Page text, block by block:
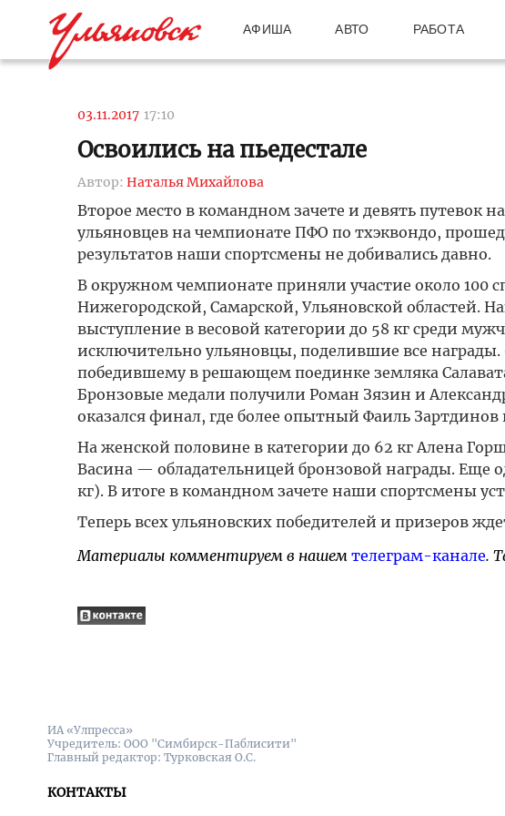
АФИША АВТО РАБОТА
03.11.2017 17:10
Освоились на пьедестале
Автор: Наталья Михайлова
Второе место в командном зачете и девять путевок
ульяновцев на чемпионате ПФО по тхэквондо,
результатов наши спортсмены не добивались давно.
В окружном чемпионате приняли участие около 100
Нижегородской, Самарской, Ульяновской областей.
выступление в весовой категории до 58 кг среди
исключительно ульяновцы, поделившие все награды.
победившему в решающем поединке земляка
Бронзовые медали получили Роман Зязин и
оказался финал, где более опытный Фаиль
На женской половине в категории до 62 кг Алена
Васина — обладательницей бронзовой награды.
кг). В итоге в командном зачете наши спортсмены
Теперь всех ульяновских победителей и призеров
Материалы комментируем в нашем телеграм-канале.
ИА «Улпресса»
Учредитель: ООО "Симбирск-Паблисити"
Главный редактор: Турковская О.С.
КОНТАКТЫ